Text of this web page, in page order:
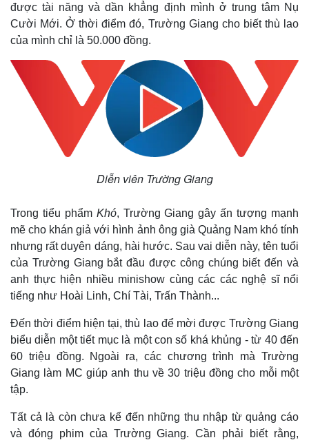
Pháp luật
Vụ án
Tin nóng
Quân sự - Quốc phòng
Vũ khí
được tài năng và dần khẳng định mình ở trung tâm Nụ
Cười Mới. Ở thời điểm đó, Trường Giang cho biết thù lao
của mình chỉ là 50.000 đồng.
Diễn viên Trường Giang
Trong tiểu phẩm Khó, Trường Giang gây ấn tượng mạnh
mẽ cho khán giả với hình ảnh ông già Quảng Nam khó tính
nhưng rất duyên dáng, hài hước. Sau vai diễn này, tên tuổi
của Trường Giang bắt đầu được công chúng biết đến và
anh thực hiện nhiều minishow cùng các các nghệ sĩ nổi
tiếng như Hoài Linh, Chí Tài, Trấn Thành...
Đến thời điểm hiện tại, thù lao để mời được Trường Giang
biểu diễn một tiết mục là một con số khá khủng - từ 40 đến
60 triệu đồng. Ngoài ra, các chương trình mà Trường
Giang làm MC giúp anh thu về 30 triệu đồng cho mỗi một
tập.
Tất cả là còn chưa kể đến những thu nhập từ quảng cáo
và đóng phim của Trường Giang. Cần phải biết rằng,